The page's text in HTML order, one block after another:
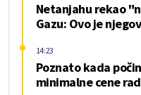
Netanjahu rekao
Gazu: Ovo je
Poznato kada
minimalne cene
14:23